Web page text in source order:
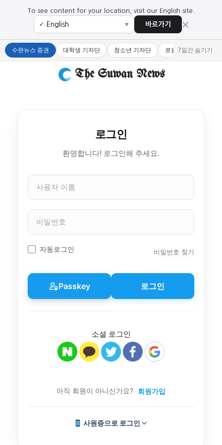
To see content for your location, visit our English site.
✓ ▼ 바로가기 ×
수완뉴스 증권 대학생 기자단 청소년 기자단 로컬 큐레이터
7일간 숨기기
The Suwan News
로그인
환영합니다! 로그인해 주세요.
사
자
이
비
번
호
자동로그인 비밀번호 찾기
Passkey 로그인
소셜 로그인
아직 회원이 아니신가요? 회원가입
사원증으로 로그인